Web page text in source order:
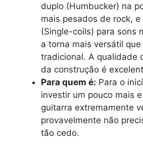
duplo (Humbucker) na
mais pesados de rock,
(Single-coils) para sons
a torna mais versátil
tradicional. A qualidade
da construção é
Para quem é: Para o
investir um pouco mais
guitarra extremamente
provavelmente não
tão cedo.